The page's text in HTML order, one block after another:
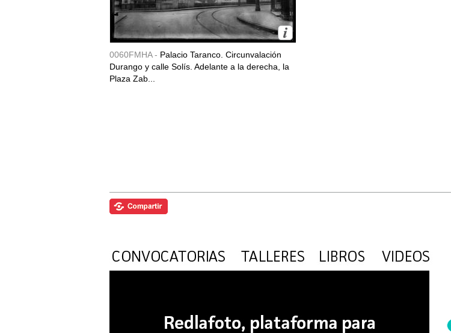
0060FMHA - Palacio Taranco. Circunvalación
Durango y calle Solís. Adelante a la derecha, la
Plaza Zab...